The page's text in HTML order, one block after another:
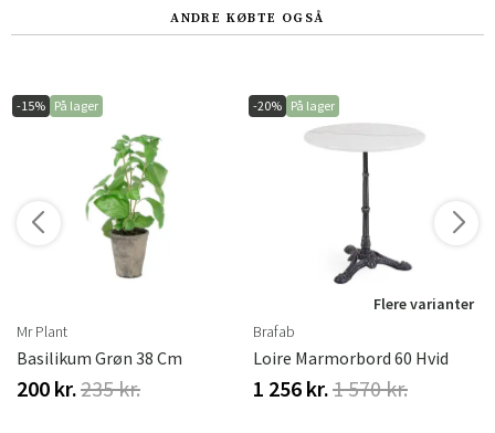
ANDRE KØBTE OGSÅ
-15% På lager
Mr Plant
Basilikum Grøn 38 Cm
200 kr.235 kr.
-20% På lager
Flere varianter
Brafab
Loire Marmorbord 60 Hvid
1 256 kr.1 570 kr.